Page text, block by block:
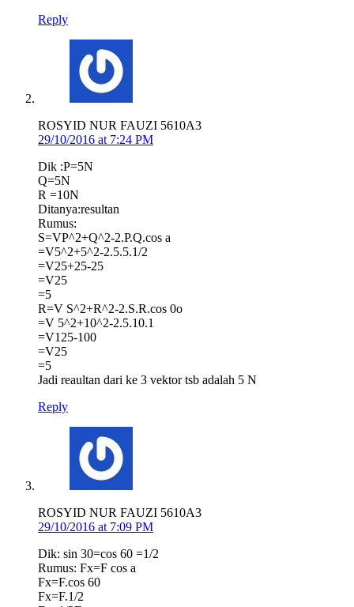
Reply
ROSYID NUR FAUZI 5610A3
29/10/2016 at 7:24 PM
Dik :P=5N
Q=5N
R =10N
Ditanya:resultan
Rumus:
S=VP^2+Q^2-2.P.Q.cos a
=V5^2+5^2-2.5.5.1/2
=V25+25-25
=V25
=5
R=V S^2+R^2-2.S.R.cos 0o
=V 5^2+10^2-2.5.10.1
=V125-100
=V25
=5
Jadi reaultan dari ke 3 vektor tsb adalah 5 N
Reply
ROSYID NUR FAUZI 5610A3
29/10/2016 at 7:09 PM
Dik: sin 30=cos 60 =1/2
Rumus: Fx=F cos a
Fx=F.cos 60
Fx=F.1/2